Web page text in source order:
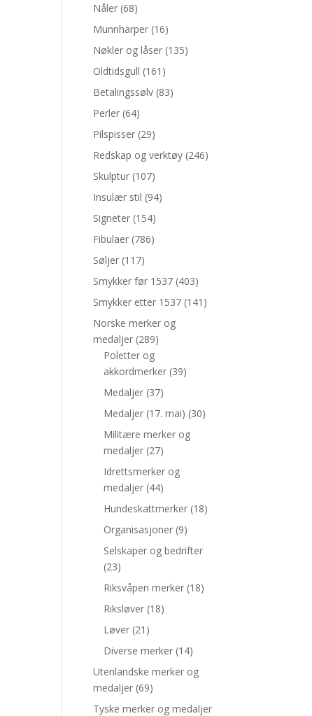
Nåler (68)
Munnharper (16)
Nøkler og låser (135)
Oldtidsgull (161)
Betalingssølv (83)
Perler (64)
Pilspisser (29)
Redskap og verktøy (246)
Skulptur (107)
Insulær stil (94)
Signeter (154)
Fibulaer (786)
Søljer (117)
Smykker før 1537 (403)
Smykker etter 1537 (141)
Norske merker og
medaljer (289)
Poletter og
akkordmerker (39)
Medaljer (37)
Medaljer (17. mai) (30)
Militære merker og
medaljer (27)
Idrettsmerker og
medaljer (44)
Hundeskattmerker (18)
Organisasjoner (9)
Selskaper og bedrifter
(23)
Riksvåpen merker (18)
Riksløver (18)
Løver (21)
Diverse merker (14)
Utenlandske merker og
medaljer (69)
Tyske merker og medaljer